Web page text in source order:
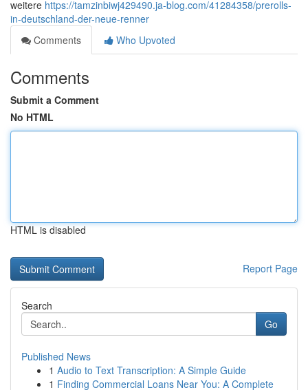
weitere https://tamzinbiwj429490.ja-blog.com/41284358/prerolls-
in-deutschland-der-neue-renner
Comments
Who Upvoted
Comments
Submit a Comment
No HTML
HTML is disabled
Report Page
Search
Go
Published News
1 Audio to Text Transcription: A Simple Guide
1 Finding Commercial Loans Near You: A Complete